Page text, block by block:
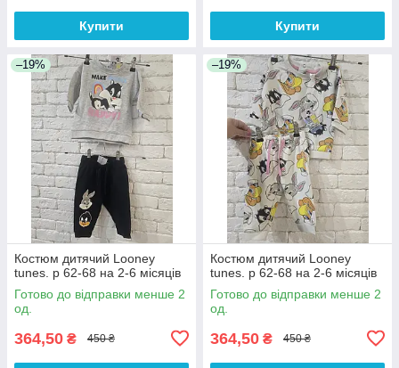
Купити Купити
–19%
Костюм дитячий Looney
tunes. р 62-68 на 2-6 місяців
Готово до відправки менше 2
од.
364,50 ₴ 450 ₴
–19%
Костюм дитячий Looney
tunes. р 62-68 на 2-6 місяців
Готово до відправки менше 2
од.
364,50 ₴ 450 ₴